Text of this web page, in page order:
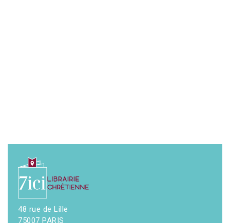
48 rue de Lille
75007 PARIS